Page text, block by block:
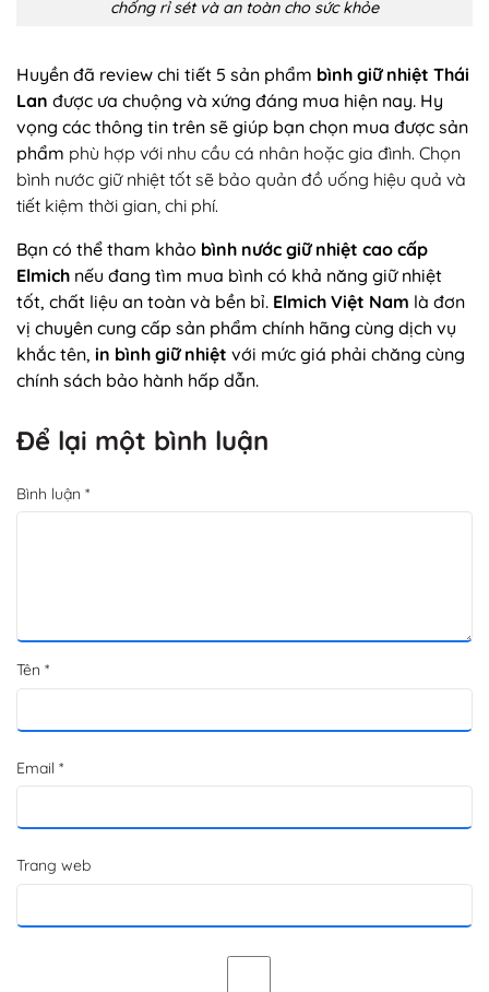
chống rỉ sét và an toàn cho sức khỏe
Huyền đã review chi tiết 5 sản phẩm bình giữ nhiệt Thái
Lan được ưa chuộng và xứng đáng mua hiện nay. Hy
vọng các thông tin trên sẽ giúp bạn chọn mua được sản
phẩm phù hợp với nhu cầu cá nhân hoặc gia đình. Chọn
bình nước giữ nhiệt tốt sẽ bảo quản đồ uống hiệu quả và
tiết kiệm thời gian, chi phí.
Bạn có thể tham khảo bình nước giữ nhiệt cao cấp
Elmich nếu đang tìm mua bình có khả năng giữ nhiệt
tốt, chất liệu an toàn và bền bỉ. Elmich Việt Nam là đơn
vị chuyên cung cấp sản phẩm chính hãng cùng dịch vụ
khắc tên, in bình giữ nhiệt với mức giá phải chăng cùng
chính sách bảo hành hấp dẫn.
Để lại một bình luận
Bình luận *
Tên *
Email *
Trang web